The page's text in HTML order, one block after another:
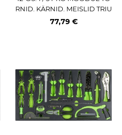
RNID. KÄRNID. MEISLID TRIU
MF
77,79 €